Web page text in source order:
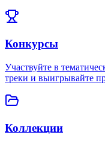
Конкурсы
Участвуйте в
треки и выигрывайте
Коллекции